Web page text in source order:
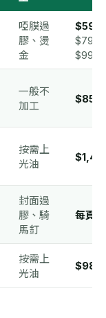
啞膜過
膠、燙
金
$598
$798
$998
一般不
加工
$850
按需上
光油
封面過
膠、騎
馬釘
每頁
按需上
光油
$980